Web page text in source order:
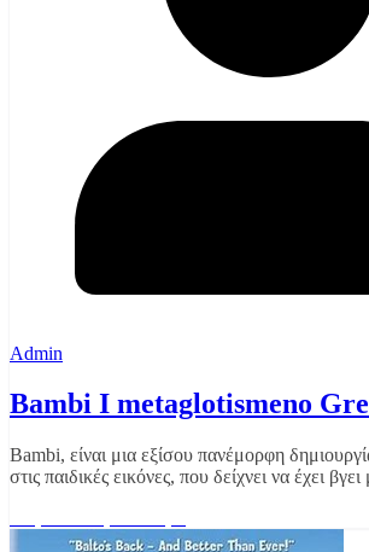
Admin
Bambi I metaglotismeno
Bambi, είναι μια εξίσου πανέμορφη
στις παιδικές εικόνες, που δείχνει να έχει